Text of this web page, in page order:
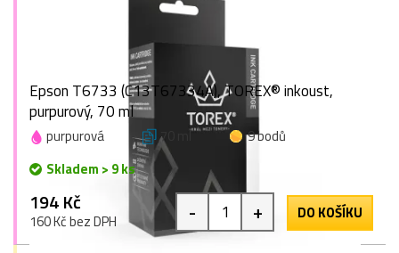
Epson T6733 (C13T67334A), TOREX® inkoust,
purpurový, 70 ml
purpurová 70 ml
9 bodů
Skladem > 9 ks
194 Kč
160 Kč bez DPH - + DO KOŠÍKU